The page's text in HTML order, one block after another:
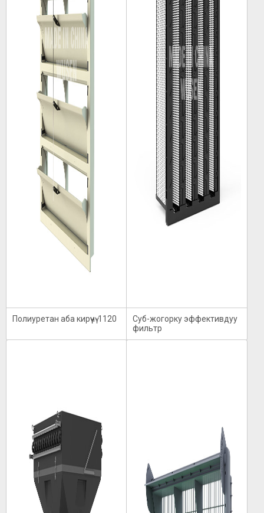
Полиуретан аба кирүүчү-1120
Суб-жогорку эффективдуу
фильтр